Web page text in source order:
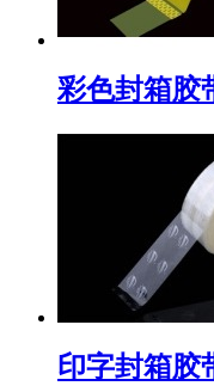
彩色封箱胶
印字封箱胶